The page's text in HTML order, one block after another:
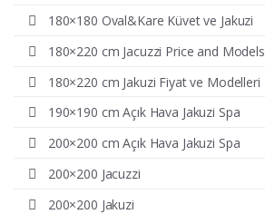
180×180 Oval&Kare Küvet ve Jakuzi
180×220 cm Jacuzzi Price and Models
180×220 cm Jakuzi Fiyat ve Modelleri
190×190 cm Açık Hava Jakuzi Spa
200×200 cm Açık Hava Jakuzi Spa
200×200 Jacuzzi
200×200 Jakuzi